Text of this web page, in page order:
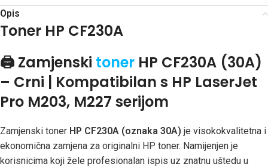
Opis
Toner HP CF230A
🖨️ Zamjenski toner HP CF230A (30A)
– Crni | Kompatibilan s HP LaserJet
Pro M203, M227 serijom
Zamjenski toner HP CF230A (oznaka 30A) je visokokvalitetna i
ekonomična zamjena za originalni HP toner. Namijenjen je
korisnicima koji žele profesionalan ispis uz znatnu uštedu u